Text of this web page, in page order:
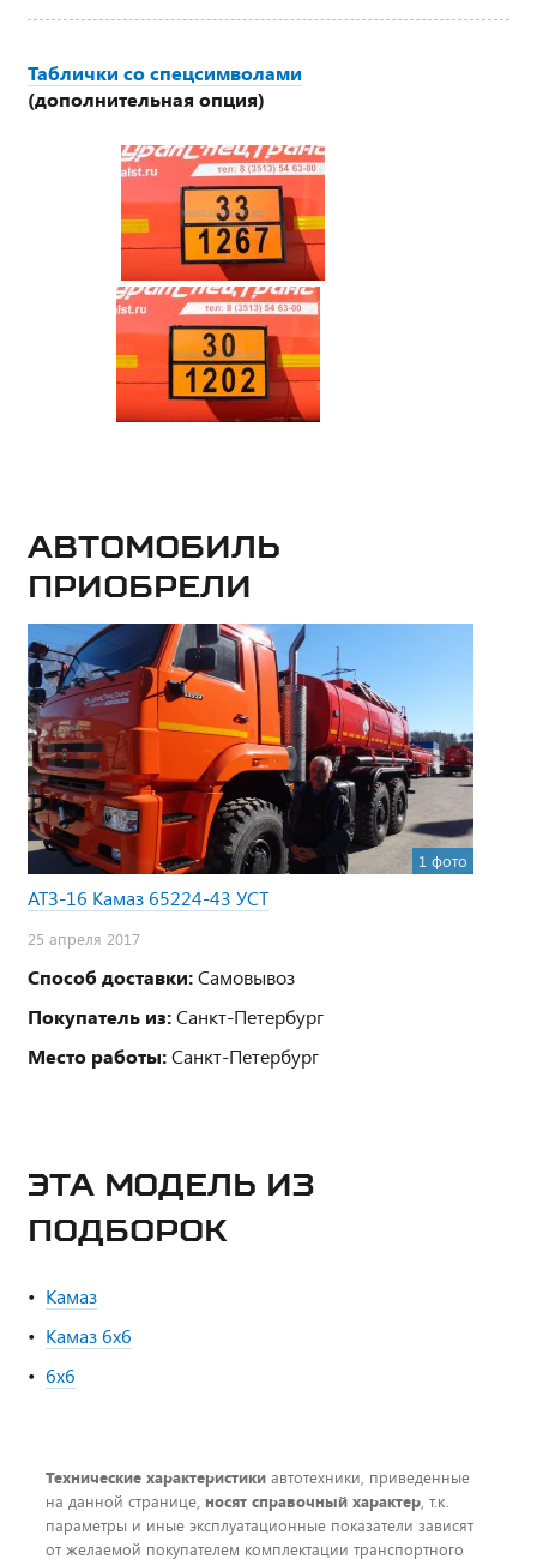
Таблички со спецсимволами
(дополнительная опция)
Автомобиль
приобрели
1 фото
АТЗ-16 Камаз 65224-43 УСТ
25 апреля 2017
Способ доставки:Самовывоз
Покупатель из:Санкт-Петербург
Место работы:Санкт-Петербург
ЭТА МОДЕЛЬ ИЗ
ПОДБОРОК
Камаз
Камаз 6х6
6х6
Технические характеристики автотехники, приведенные
на данной странице, носят справочный характер, т.к.
параметры и иные эксплуатационные показатели зависят
от желаемой покупателем комплектации транспортного